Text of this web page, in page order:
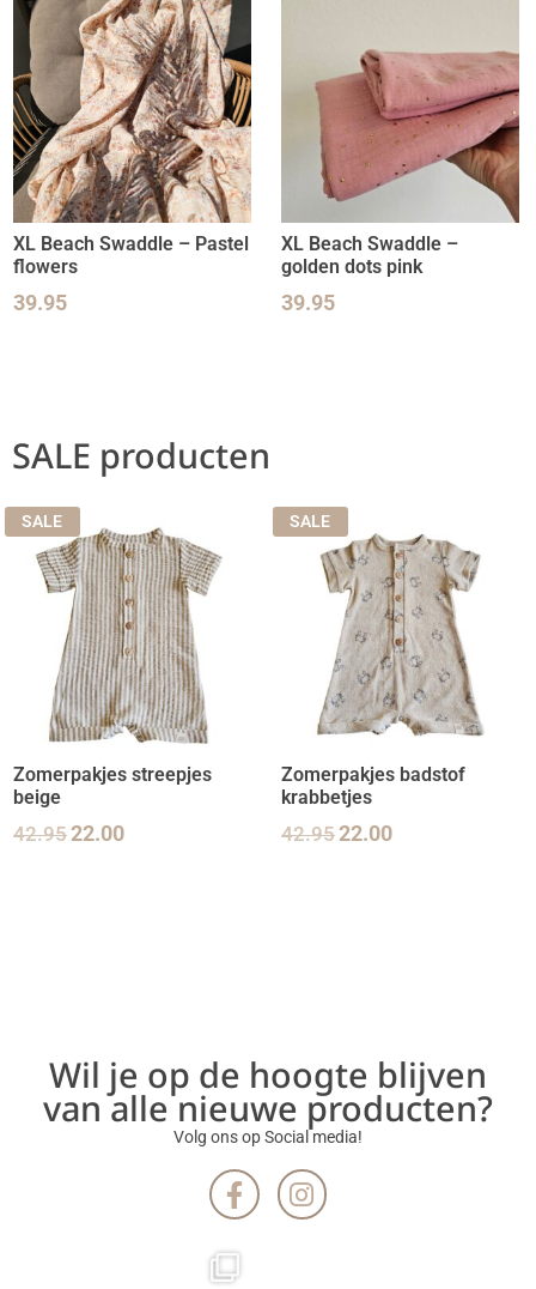
XL Beach Swaddle – Pastel
flowers
39.95
XL Beach Swaddle –
golden dots pink
39.95
SALE producten
SALE
Zomerpakjes streepjes
beige
42.9522.00
SALE
Zomerpakjes badstof
krabbetjes
42.9522.00
Wil je op de hoogte blijven
van alle nieuwe producten?
Volg ons op Social media!